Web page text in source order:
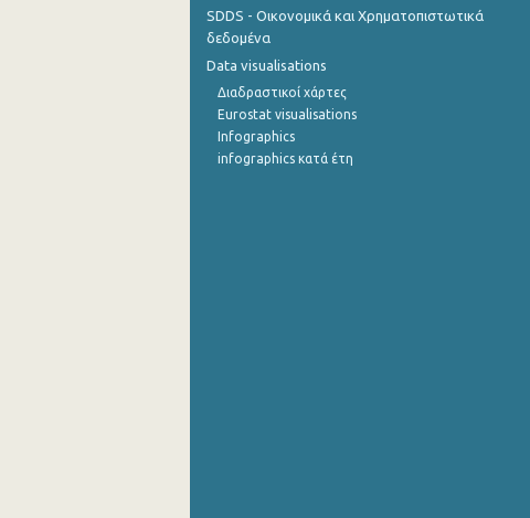
Σεπτεμβρίου 2021
Αυγούστου 2021
Ιουλίου 2021
Ιουνίου 2021
SDDS - Οικονομικά και Χρηματοπιστωτικά
δεδομένα
Data visualisations
Διαδραστικοί χάρτες
Eurostat visualisations
Infographics
infographics κατά έτη